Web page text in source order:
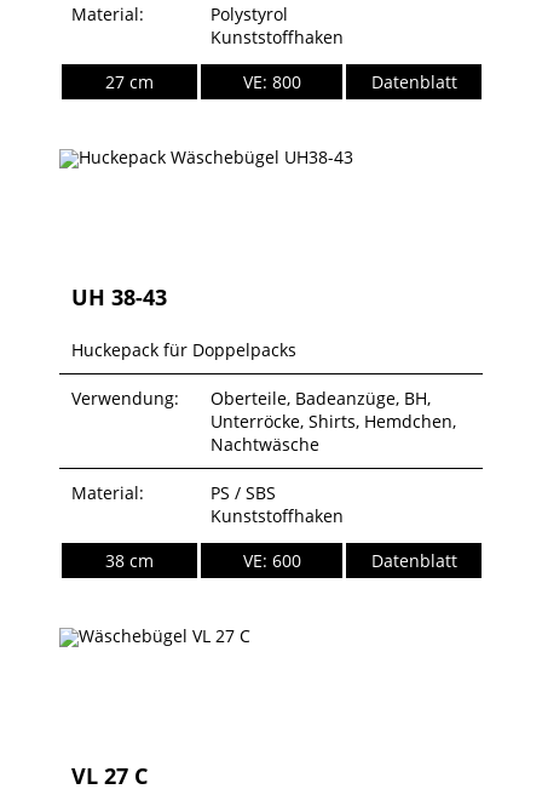
Material:
Polystyrol
Kunststoffhaken
27 cm
VE: 800 Datenblatt
UH 38-43
Huckepack für Doppelpacks
Verwendung:
Oberteile, Badeanzüge, BH,
Unterröcke, Shirts, Hemdchen,
Nachtwäsche
Material:
PS / SBS
Kunststoffhaken
38 cm
VE: 600 Datenblatt
VL 27 C